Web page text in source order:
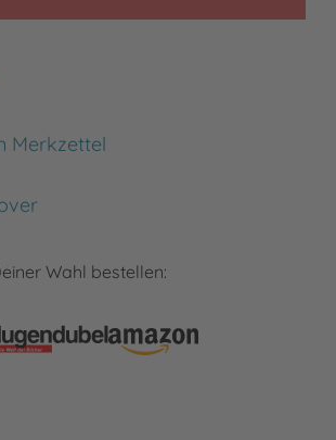
Merkzettel
Wahl bestellen: